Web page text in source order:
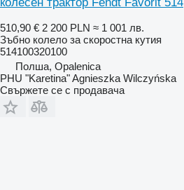
510,90 € 2 200 PLN ≈ 1 001 лв.
Зъбно колело за скоростна кутия
514100320100
Полша, Opalenica
PHU "Karetina" Agnieszka Wilczyńska
Свържете се с продавача